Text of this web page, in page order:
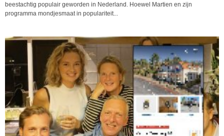
beestachtig populair geworden in Nederland. Hoewel Martien en zijn
programma mondjesmaat in populariteit...